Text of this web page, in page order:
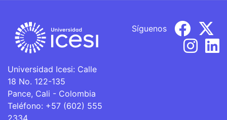
Universidad Icesi: Calle
18 No. 122-135
Pance, Cali - Colombia
Teléfono: +57 (602) 555
2334
Síguenos